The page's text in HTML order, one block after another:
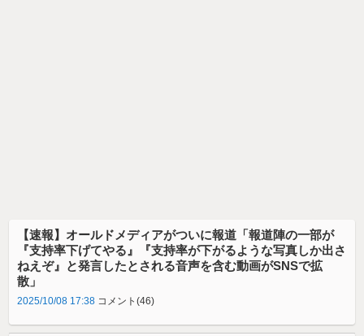
【速報】オールドメディアがついに報道「報道陣の一部が
『支持率下げてやる』『支持率が下がるような写真しか出さ
ねえぞ』と発言したとされる音声を含む動画がSNSで拡
散」
2025/10/08 17:38 コメント(46)